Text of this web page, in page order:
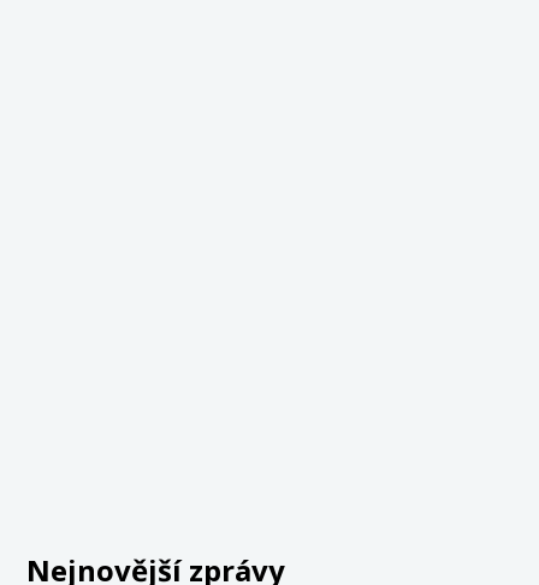
Nejnovější zprávy